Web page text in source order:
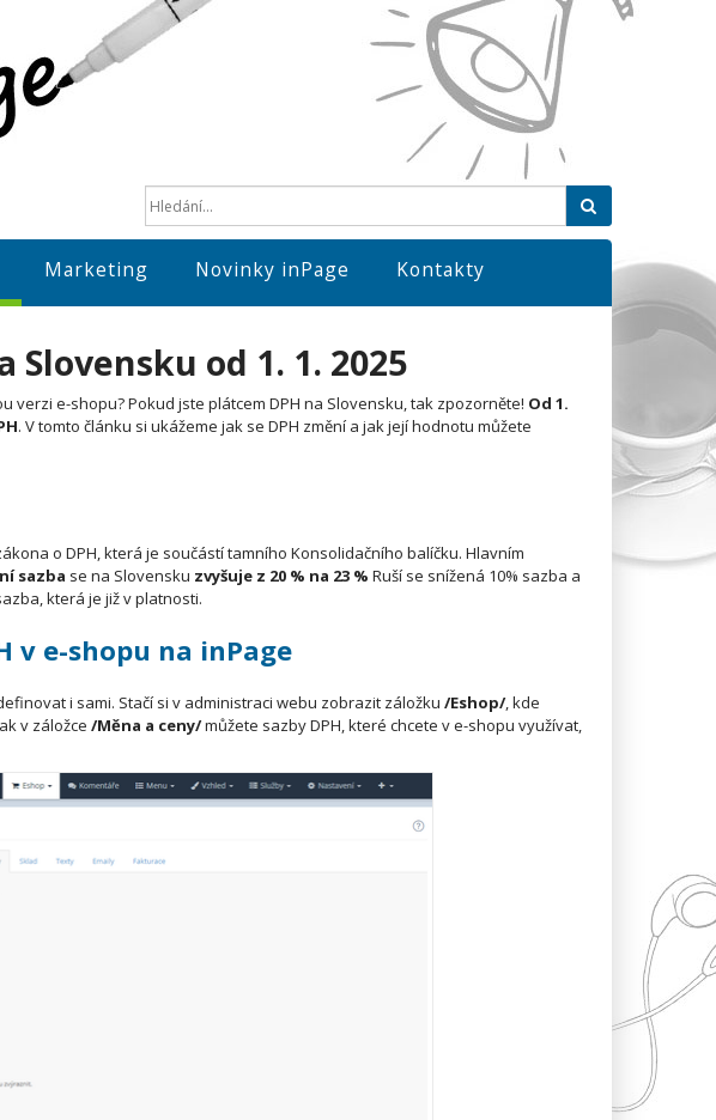
Marketing Novinky inPage Kontakty
Slovensku od 1. 1. 2025
verzi e-shopu? Pokud jste plátcem DPH na Slovensku, tak zpozorněte! Od 1.
. V tomto článku si ukážeme jak se DPH změní a jak její hodnotu můžete
o DPH, která je součástí tamního Konsolidačního balíčku. Hlavním
sazba se na Slovensku zvyšuje z 20 % na 23 % Ruší se snížená 10% sazba a
která je již v platnosti.
v e-shopu na inPage
i sami. Stačí si v administraci webu zobrazit záložku /Eshop/, kde
v záložce /Měna a ceny/můžete sazby DPH, které chcete v e-shopu využívat,